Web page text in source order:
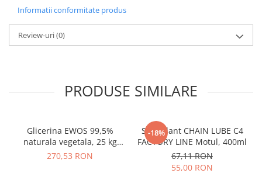
Informatii conformitate produs
Review-uri(0)
PRODUSE SIMILARE
Glicerina EWOS 99,5%
naturala vegetala, 25 kg
kosher/halal, grad
270,53 RON
-18%
Spray lant CHAIN LUBE C4
FACTORY LINE Motul, 400ml
67,11 RON
55,00 RON